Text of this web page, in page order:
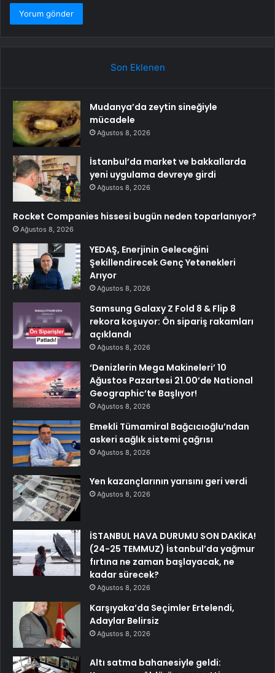
Son Eklenen
Mudanya’da zeytin sineğiyle
mücadele
Ağustos 8, 2026
İstanbul’da market ve bakkallarda
yeni uygulama devreye girdi
Ağustos 8, 2026
Rocket Companies hissesi bugün neden toparlanıyor?
Ağustos 8, 2026
YEDAŞ, Enerjinin Geleceğini
Şekillendirecek Genç Yetenekleri
Arıyor
Ağustos 8, 2026
Samsung Galaxy Z Fold 8 & Flip 8
rekora koşuyor: Ön sipariş rakamları
açıklandı
Ağustos 8, 2026
‘Denizlerin Mega Makineleri’ 10
Ağustos Pazartesi 21.00’de National
Geographic’te Başlıyor!
Ağustos 8, 2026
Emekli Tümamiral Bağcıcıoğlu’ndan
askeri sağlık sistemi çağrısı
Ağustos 8, 2026
Yen kazançlarının yarısını geri verdi
Ağustos 8, 2026
İSTANBUL HAVA DURUMU SON DAKİKA!
(24-25 TEMMUZ) İstanbul’da yağmur
fırtına ne zaman başlayacak, ne
kadar sürecek?
Ağustos 8, 2026
Karşıyaka’da Seçimler Ertelendi,
Adaylar Belirsiz
Ağustos 8, 2026
Altı satma bahanesiyle geldi: